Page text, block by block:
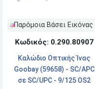
Παρόμοια Βάσει Εικόνας
Κωδικός: 0.290.80907
Καλώδιο Οπτικής Ίνας
Goobay (59658) - SC/APC
σε SC/UPC - 9/125 OS2